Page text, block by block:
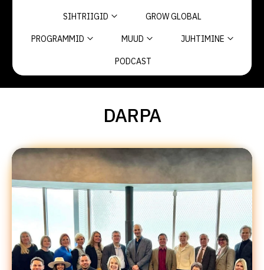
SIHTRIIGID GROW GLOBAL
PROGRAMMID MUUD JUHTIMINE
PODCAST
DARPA